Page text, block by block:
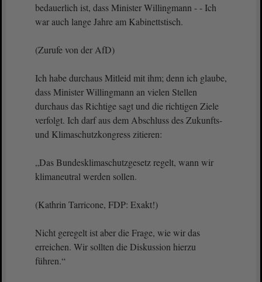
bedauerlich ist, dass Minister Willingmann - - Ich
war auch lange Jahre am Kabinettstisch.
(Zurufe von der AfD)
Ich habe durchaus Mitleid mit ihm; denn ich glaube,
dass Minister Willingmann an vielen Stellen
durchaus das Richtige sagt und die richtigen Ziele
verfolgt. Ich darf aus dem Abschluss des Zukunfts-
und Klimaschutzkongress zitieren:
„Das Bundesklimaschutzgesetz regelt, wann wir
klimaneutral werden sollen.
(Kathrin Tarricone, FDP: Exakt!)
Nicht geregelt ist aber die Frage, wie wir das
erreichen. Wir sollten die Diskussion hierzu
führen.“